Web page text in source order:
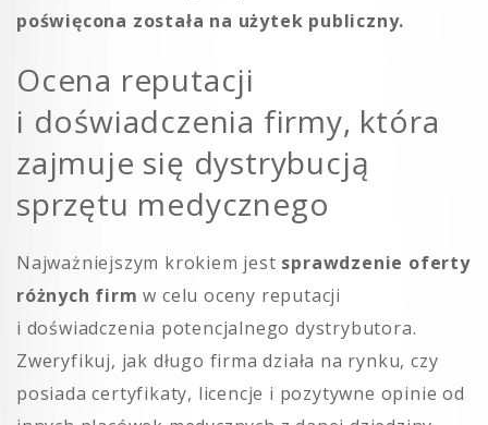
poświęcona została na użytek publiczny.
Ocena reputacji
i doświadczenia firmy, która
zajmuje się dystrybucją
sprzętu medycznego
Najważniejszym krokiem jest sprawdzenie oferty
różnych firmw celu oceny reputacji
i doświadczenia potencjalnego dystrybutora.
Zweryfikuj, jak długo firma działa na rynku, czy
posiada certyfikaty, licencje i pozytywne opinie od